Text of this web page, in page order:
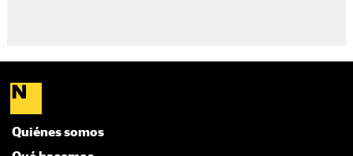
Quiénes somos